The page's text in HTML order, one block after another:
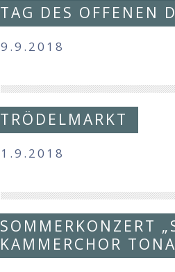
TAG DES OFFENEN
9.9.2018
TRÖDELMARKT
1.9.2018
SOMMERKONZERT
KAMMERCHOR